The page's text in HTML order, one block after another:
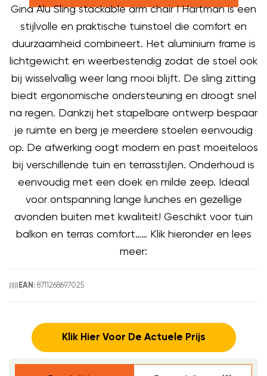
Gina Alu Sling stackable arm chair I Hartman is een
stijlvolle en praktische tuinstoel die comfort en
duurzaamheid combineert. Het aluminium frame is
lichtgewicht en weerbestendig zodat de stoel ook
bij wisselvallig weer lang mooi blijft. De sling zitting
biedt ergonomische ondersteuning en droogt snel
na regen. Dankzij het stapelbare ontwerp bespaar
je ruimte en berg je meerdere stoelen eenvoudig
op. De afwerking oogt modern en past moeiteloos
bij verschillende tuin en terrasstijlen. Onderhoud is
eenvoudig met een doek en milde zeep. Ideaal
voor ontspanning lange lunches en gezellige
avonden buiten met kwaliteit! Geschikt voor tuin
balkon en terras comfort…… Klik hieronder en lees
meer:
EAN: 8711268697025
Klik Hier Voor De Actuele Prijs